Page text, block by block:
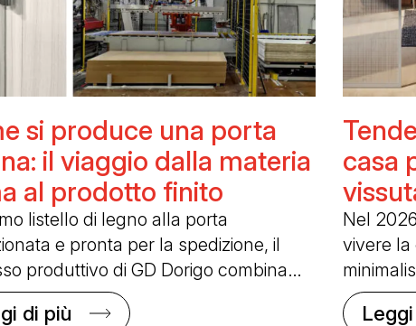
si produce una porta
il viaggio dalla materia
al prodotto finito
listello di legno alla porta
e pronta per la spedizione, il
produttivo di GD Dorigo combina…
di più
casa
Nel
vivere la